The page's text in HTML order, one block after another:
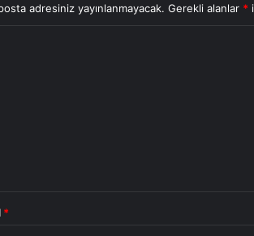
adresiniz yayınlanmayacak. Gerekli alanlar *
*